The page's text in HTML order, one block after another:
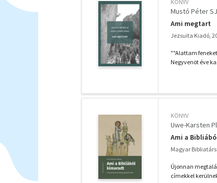
KÖNYV
Mustó Péter SJ
Ami megtart
Jezsuita Kiadó,
""Alattam
Negyvenöt éve
KÖNYV
Uwe-Karsten
Ami a
Magyar
Újonnan
címekkel